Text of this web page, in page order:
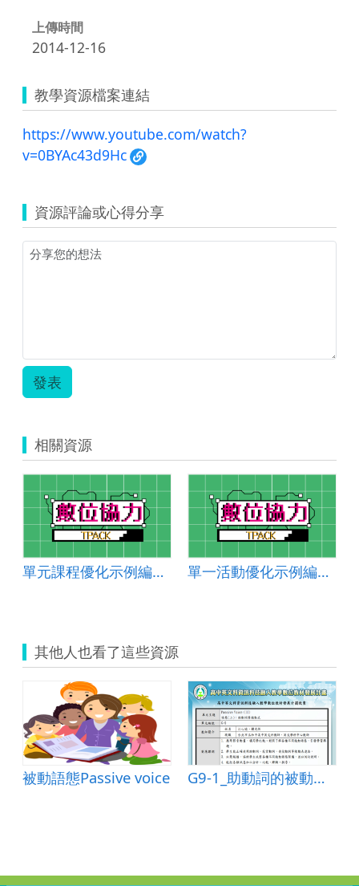
上傳時間
2014-12-16
教學資源檔案連結
https://www.youtube.com/watch?
v=0BYAc43d9Hc
資源評論或心得分享
發表
相關資源
單元課程優化示例編號：國中綜合 2024-002 單一活動優化示例編號：國中綜合 2024-002-2
其他人也看了這些資源
被動語態Passive voice G9-1_助動詞的被動式及其他被動式教案